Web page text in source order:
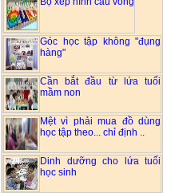
Góc học tập không "đụng
hàng"
Cần bắt đầu từ lứa tuổi
mầm non
Mệt vì phải mua đồ dùng
học tập theo... chỉ định ..
Dinh dưỡng cho lứa tuổi
học sinh